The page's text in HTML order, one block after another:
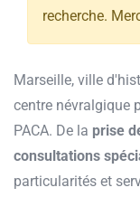
recherche.
Marseille, ville
centre névralgique
PACA. De la prise
consultations
particularités et